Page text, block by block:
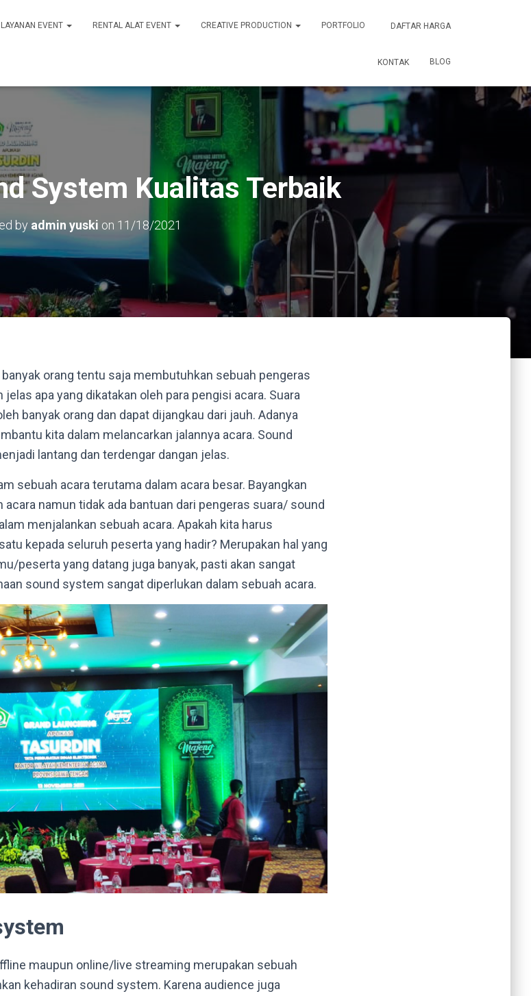
LAYANAN EVENT RENTAL ALAT EVENT CREATIVE PRODUCTION PORTFOLIO DAFTAR HARGA
KONTAK BLOG
System Kualitas Terbaik
by admin yuski on 11/18/2021
orang tentu saja membutuhkan sebuah pengeras
apa yang dikatakan oleh para pengisi acara. Suara
banyak orang dan dapat dijangkau dari jauh. Adanya
kita dalam melancarkan jalannya acara. Sound
lantang dan terdengar dangan jelas.
sebuah acara terutama dalam acara besar. Bayangkan
namun tidak ada bantuan dari pengeras suara/ sound
menjalankan sebuah acara. Apakah kita harus
kepada seluruh peserta yang hadir? Merupakan hal yang
peserta yang datang juga banyak, pasti akan sangat
sound system sangat diperlukan dalam sebuah acara.
maupun online/live streaming merupakan sebuah
kehadiran sound system. Karena audience juga